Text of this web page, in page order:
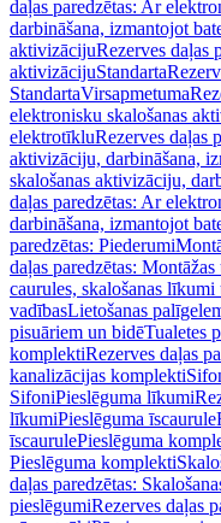
daļas paredzētas: Ar
darbināšana, izmantojot
aktivizācijuRezerves daļas
aktivizācijuStandarta
StandartaVirsapmetuma
elektronisku skalošanas
elektrotīkluRezerves daļas
aktivizāciju, darbināšana,
skalošanas aktivizāciju,
daļas paredzētas: Ar
darbināšana, izmantojot
paredzētas: Piederumi
daļas paredzētas:
caurules, skalošanas līkumi
vadībasLietošanas
pisuāriem un bidēTualetes
komplektiRezerves daļas
kanalizācijas komplekti
SifoniPieslēguma līkumi
līkumiPieslēguma īscaurule
īscaurulePieslēguma
Pieslēguma komplekti
daļas paredzētas:
pieslēgumiRezerves daļas